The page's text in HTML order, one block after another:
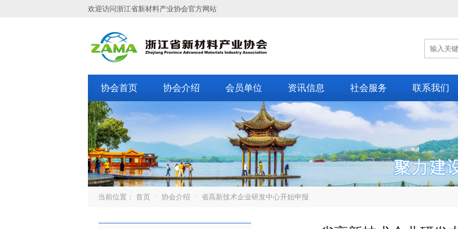
欢迎访问浙江省新材料产业协会官方网站
协会首页 协会介绍 会员单位 资讯信息 社会服务 联系我们
当前位置： 首页 协会介绍 省高新技术企业研发中心开始申报